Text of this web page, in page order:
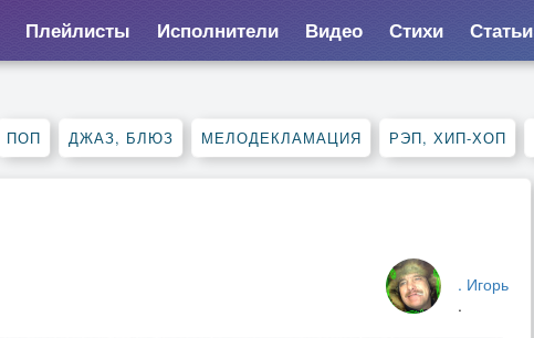
Плейлисты Исполнители Видео Стихи Статьи
ПОП ДЖАЗ, БЛЮЗ МЕЛОДЕКЛАМАЦИЯ РЭП, ХИП-ХОП
. Игорь
.